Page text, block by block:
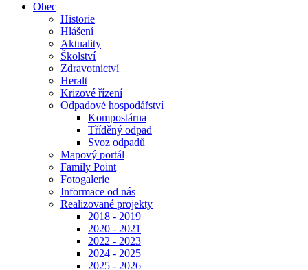
Obec
Historie
Hlášení
Aktuality
Školství
Zdravotnictví
Heralt
Krizové řízení
Odpadové hospodářství
Kompostárna
Tříděný odpad
Svoz odpadů
Mapový portál
Family Point
Fotogalerie
Informace od nás
Realizované projekty
2018 - 2019
2020 - 2021
2022 - 2023
2024 - 2025
2025 - 2026